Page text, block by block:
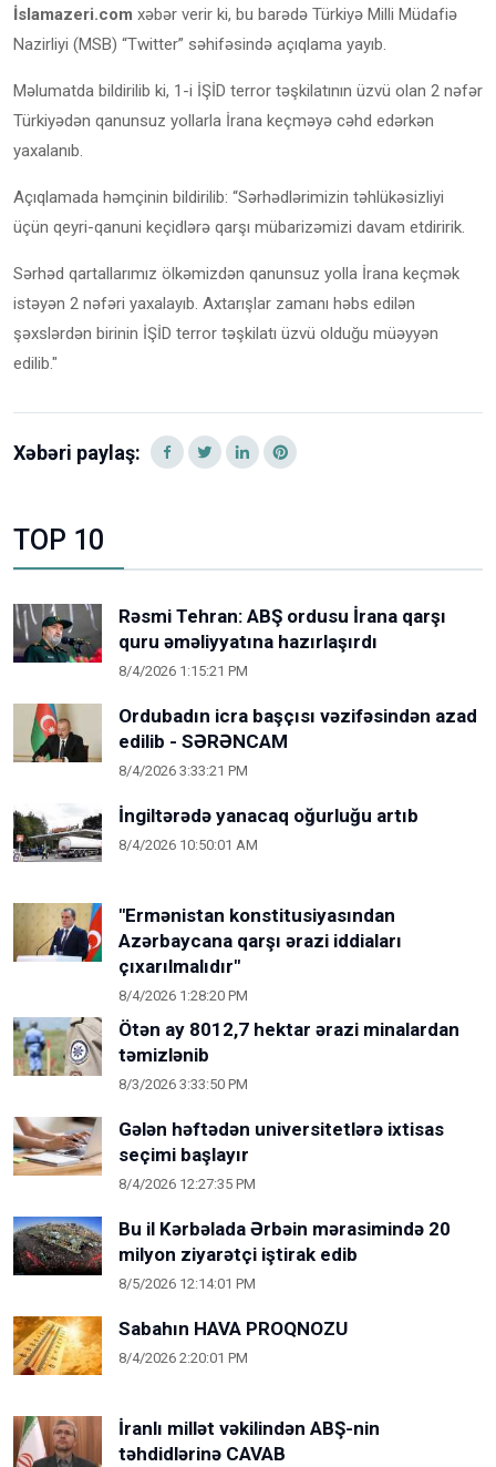
İslamazeri.com xəbər verir ki, bu barədə Türkiyə Milli Müdafiə
Nazirliyi (MSB) “Twitter” səhifəsində açıqlama yayıb.
Məlumatda bildirilib ki, 1-i İŞİD terror təşkilatının üzvü olan 2 nəfər
Türkiyədən qanunsuz yollarla İrana keçməyə cəhd edərkən
yaxalanıb.
Açıqlamada həmçinin bildirilib: “Sərhədlərimizin təhlükəsizliyi
üçün qeyri-qanuni keçidlərə qarşı mübarizəmizi davam etdiririk.
Sərhəd qartallarımız ölkəmizdən qanunsuz yolla İrana keçmək
istəyən 2 nəfəri yaxalayıb. Axtarışlar zamanı həbs edilən
şəxslərdən birinin İŞİD terror təşkilatı üzvü olduğu müəyyən
edilib."
Xəbəri paylaş:
TOP 10
Rəsmi Tehran: ABŞ ordusu İrana qarşı
quru əməliyyatına hazırlaşırdı
8/4/2026 1:15:21 PM
Ordubadın icra başçısı vəzifəsindən azad
edilib - SƏRƏNCAM
8/4/2026 3:33:21 PM
İngiltərədə yanacaq oğurluğu artıb
8/4/2026 10:50:01 AM
"Ermənistan konstitusiyasından
Azərbaycana qarşı ərazi iddiaları
çıxarılmalıdır"
8/4/2026 1:28:20 PM
Ötən ay 8012,7 hektar ərazi minalardan
təmizlənib
8/3/2026 3:33:50 PM
Gələn həftədən universitetlərə ixtisas
seçimi başlayır
8/4/2026 12:27:35 PM
Bu il Kərbəlada Ərbəin mərasimində 20
milyon ziyarətçi iştirak edib
8/5/2026 12:14:01 PM
Sabahın HAVA PROQNOZU
8/4/2026 2:20:01 PM
İranlı millət vəkilindən ABŞ-nin
təhdidlərinə CAVAB